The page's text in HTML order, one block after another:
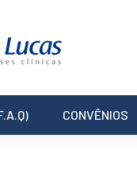
CONVÊNIOS